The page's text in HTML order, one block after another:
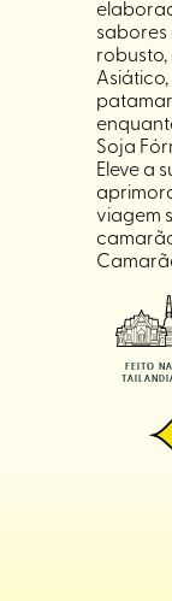
sabores
robusto,
Soja
Eleve a
viagem
FEITO NA